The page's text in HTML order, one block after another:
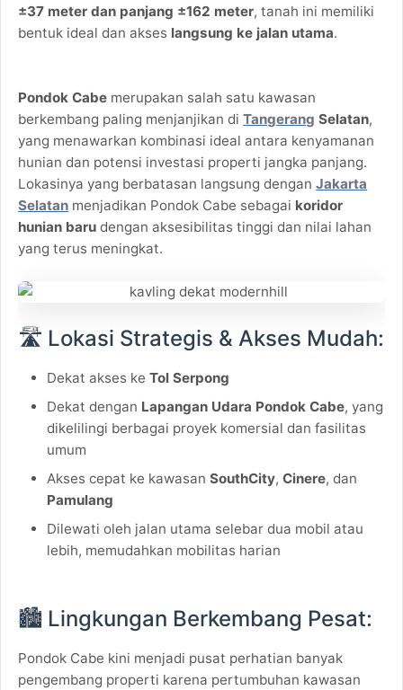
±37 meter dan panjang ±162 meter, tanah ini memiliki
bentuk ideal dan akses langsung ke jalan utama.
Pondok Cabe merupakan salah satu kawasan
berkembang paling menjanjikan diTangerang Selatan,
yang menawarkan kombinasi ideal antara kenyamanan
hunian dan potensi investasi properti jangka panjang.
Lokasinya yang berbatasan langsung denganJakarta
Selatan menjadikan Pondok Cabe sebagai koridor
hunian baru dengan aksesibilitas tinggi dan nilai lahan
yang terus meningkat.
🛣️ Lokasi Strategis & Akses Mudah:
Dekat akses keTol Serpong
Dekat dengan Lapangan Udara Pondok Cabe, yang
dikelilingi berbagai proyek komersial dan fasilitas
umum
Akses cepat ke kawasanSouthCity,Cinere, dan
Pamulang
Dilewati oleh jalan utama selebar dua mobil atau
lebih, memudahkan mobilitas harian
🏙️ Lingkungan Berkembang Pesat:
Pondok Cabe kini menjadi pusat perhatian banyak
pengembang properti karena pertumbuhan kawasan